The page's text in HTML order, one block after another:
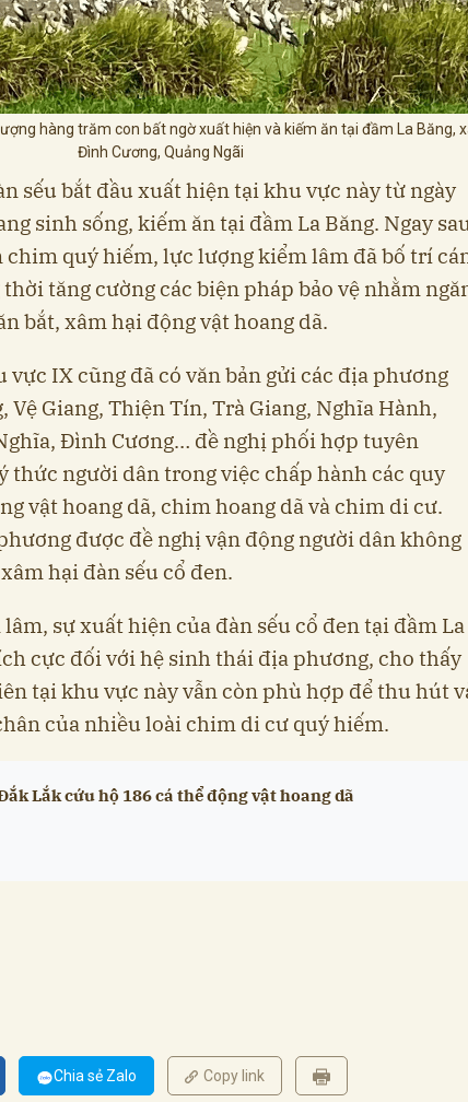
hàng trăm con bất ngờ xuất hiện và kiếm ăn tại đầm La Băng,
Đình Cương, Quảng Ngãi
sếu bắt đầu xuất hiện tại khu vực này từ ngày
sinh sống, kiếm ăn tại đầm La Băng. Ngay
quý hiếm, lực lượng kiểm lâm đã bố trí
tăng cường các biện pháp bảo vệ nhằm
bắt, xâm hại động vật hoang dã.
vực IX cũng đã có văn bản gửi các địa phương
Vệ Giang, Thiện Tín, Trà Giang, Nghĩa Hành,
Đình Cương… đề nghị phối hợp tuyên
thức người dân trong việc chấp hành các quy
vật hoang dã, chim hoang dã và chim di cư.
được đề nghị vận động người dân không
hại đàn sếu cổ đen.
sự xuất hiện của đàn sếu cổ đen tại đầm La
cực đối với hệ sinh thái địa phương, cho thấy
tại khu vực này vẫn còn phù hợp để thu hút
của nhiều loài chim di cư quý hiếm.
Lắk cứu hộ 186 cá thể động vật hoang dã
Chia sẻ Zalo Copy link